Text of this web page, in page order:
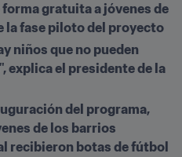
gratuita a jóvenes de
la fase piloto del proyecto
niños que no pueden
explica el presidente de la
del programa,
de los barrios
recibieron botas de fútbol